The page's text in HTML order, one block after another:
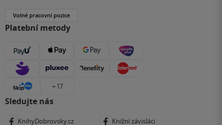
Volné pracovní pozice
Platební metody
+ 17
Sledujte nás
KnihyDobrovsky.cz Knižní závisláci